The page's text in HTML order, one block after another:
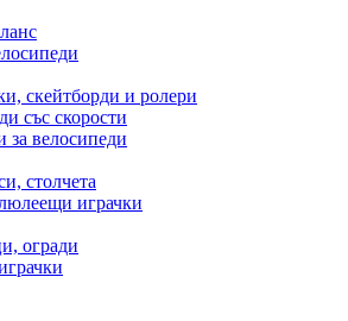
скейтборди и ролери
със скорости
за велосипеди
столчета
играчки
огради